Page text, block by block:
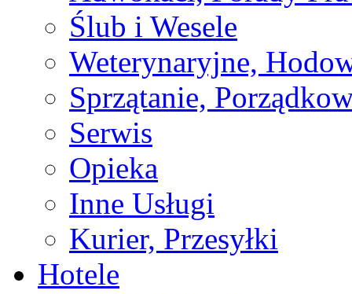
Ślub i Wesele
Weterynaryjne,
Sprzątanie,
Serwis
Opieka
Inne Usługi
Kurier, Przesyłki
Hotele